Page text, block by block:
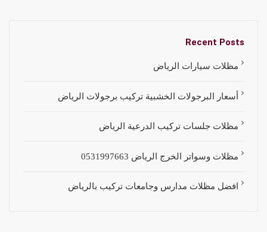
Recent Posts
مظلات سيارات الرياض
أسعار البرجولات الخشبية تركيب برجولات الرياض
مظلات جلسات تركيب الدرعية الرياض
مظلات وسواتر الخرج الرياض 0531997663
افضل مظلات مدارس وجامعات تركيب بالرياض